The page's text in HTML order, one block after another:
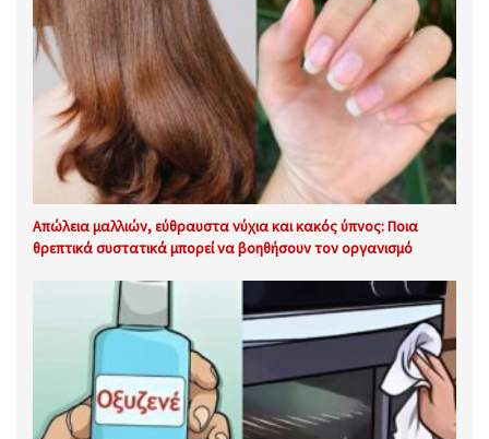
Απώλεια μαλλιών, εύθραυστα νύχια και κακός ύπνος: Ποια
θρεπτικά συστατικά μπορεί να βοηθήσουν τον οργανισμό